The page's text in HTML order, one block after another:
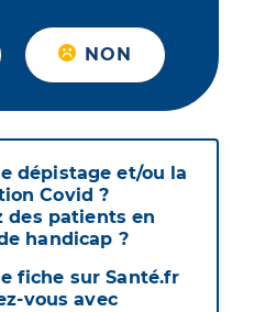
NON
dépistage et/ou la
Covid ?
des patients en
handicap ?
fiche sur Santé.fr
vous avec